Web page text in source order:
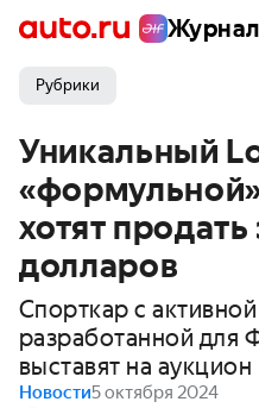
Журнал
Рубрики
Уникальный
хотят
долларов
Спорткар с
разработанной для
выставят на аукцион
Новости5 октября 2024